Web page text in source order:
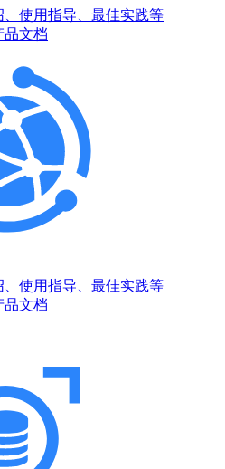
、使用指导、最佳实践等
品文档
、使用指导、最佳实践等
品文档